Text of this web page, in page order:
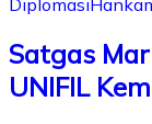
Diplomasi
Satgas
UNIFIL